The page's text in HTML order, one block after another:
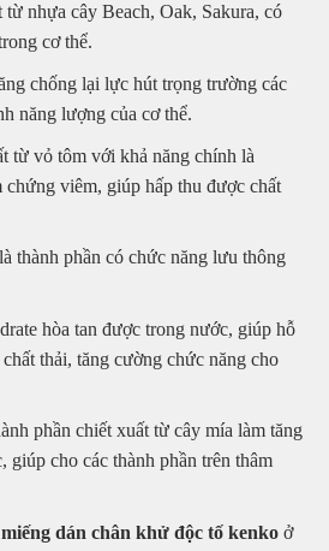
nhựa cây Beach, Oak, Sakura, có
cơ thể.
chống lại lực hút trọng trường các
năng lượng của cơ thể.
từ vỏ tôm với khả năng chính là
viêm, giúp hấp thu được chất
thành phần có chức năng lưu thông
hòa tan được trong nước, giúp hỗ
thải, tăng cường chức năng cho
phần chiết xuất từ cây mía làm tăng
giúp cho các thành phần trên thâm
miếng dán chân khử độc tố kenko ở